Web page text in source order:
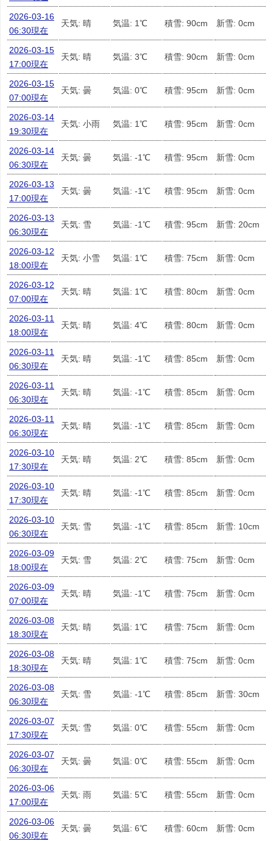
2026-03-16
06:30現在
天気: 晴 気温: 1℃ 積雪: 90cm 新雪: 0cm
2026-03-15
17:00現在
天気: 晴 気温: 3℃ 積雪: 90cm 新雪: 0cm
2026-03-15
07:00現在
天気: 曇 気温: 0℃ 積雪: 95cm 新雪: 0cm
2026-03-14
19:30現在
天気: 小雨 気温: 1℃ 積雪: 95cm 新雪: 0cm
2026-03-14
06:30現在
天気: 曇 気温: -1℃ 積雪: 95cm 新雪: 0cm
2026-03-13
17:00現在
天気: 曇 気温: -1℃ 積雪: 95cm 新雪: 0cm
2026-03-13
06:30現在
天気: 雪 気温: -1℃ 積雪: 95cm 新雪: 20cm
2026-03-12
18:00現在
天気: 小雪 気温: 1℃ 積雪: 75cm 新雪: 0cm
2026-03-12
07:00現在
天気: 晴 気温: 1℃ 積雪: 80cm 新雪: 0cm
2026-03-11
18:00現在
天気: 晴 気温: 4℃ 積雪: 80cm 新雪: 0cm
2026-03-11
06:30現在
天気: 晴 気温: -1℃ 積雪: 85cm 新雪: 0cm
2026-03-11
06:30現在
天気: 晴 気温: -1℃ 積雪: 85cm 新雪: 0cm
2026-03-11
06:30現在
天気: 晴 気温: -1℃ 積雪: 85cm 新雪: 0cm
2026-03-10
17:30現在
天気: 晴 気温: 2℃ 積雪: 85cm 新雪: 0cm
2026-03-10
17:30現在
天気: 晴 気温: -1℃ 積雪: 85cm 新雪: 0cm
2026-03-10
06:30現在
天気: 雪 気温: -1℃ 積雪: 85cm 新雪: 10cm
2026-03-09
18:00現在
天気: 雪 気温: 2℃ 積雪: 75cm 新雪: 0cm
2026-03-09
07:00現在
天気: 晴 気温: -1℃ 積雪: 75cm 新雪: 0cm
2026-03-08
18:30現在
天気: 晴 気温: 1℃ 積雪: 75cm 新雪: 0cm
2026-03-08
18:30現在
天気: 晴 気温: 1℃ 積雪: 75cm 新雪: 0cm
2026-03-08
06:30現在
天気: 雪 気温: -1℃ 積雪: 85cm 新雪: 30cm
2026-03-07
17:30現在
天気: 雪 気温: 0℃ 積雪: 55cm 新雪: 0cm
2026-03-07
06:30現在
天気: 曇 気温: 0℃ 積雪: 55cm 新雪: 0cm
2026-03-06
17:00現在
天気: 雨 気温: 5℃ 積雪: 55cm 新雪: 0cm
2026-03-06
06:30現在
天気: 曇 気温: 6℃ 積雪: 60cm 新雪: 0cm